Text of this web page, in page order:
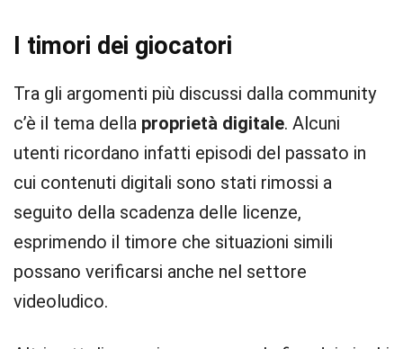
I timori dei giocatori
Tra gli argomenti più discussi dalla community
c’è il tema della proprietà digitale. Alcuni
utenti ricordano infatti episodi del passato in
cui contenuti digitali sono stati rimossi a
seguito della scadenza delle licenze,
esprimendo il timore che situazioni simili
possano verificarsi anche nel settore
videoludico.